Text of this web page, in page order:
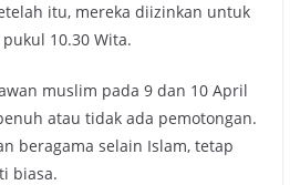
itu, mereka diizinkan untuk
10.30 Wita.
muslim pada 9 dan 10 April
atau tidak ada pemotongan.
beragama selain Islam, tetap
biasa.